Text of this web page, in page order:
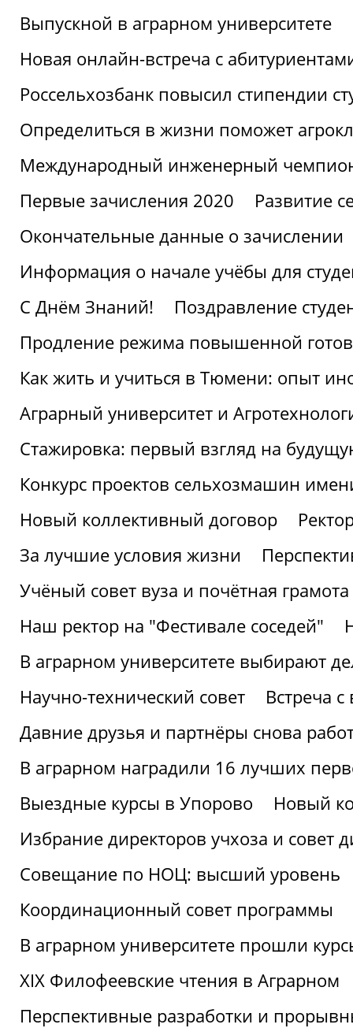
Выпускной в аграрном университете
Новая онлайн-встреча с
Россельхозбанк повысил стипендии
Определиться в жизни поможет
Международный инженерный
Первые зачисления 2020
Развитие
Окончательные данные о зачислении
Информация о начале учёбы для
С Днём Знаний!
Поздравление
Продление режима повышенной
Как жить и учиться в Тюмени: опыт
Аграрный университет и
Стажировка: первый взгляд на
Конкурс проектов сельхозмашин
Новый коллективный договор
За лучшие условия жизни
Учёный совет вуза и почётная
Наш ректор на "Фестивале соседей"
В аграрном университете выбирают
Научно-технический совет
Встреча
Давние друзья и партнёры снова
В аграрном наградили 16 лучших
Выездные курсы в Упорово
Новый
Избрание директоров учхоза и совет
Совещание по НОЦ: высший уровень
Координационный совет программы
В аграрном университете прошли
XIX Филофеевские чтения в Аграрном
Перспективные разработки и